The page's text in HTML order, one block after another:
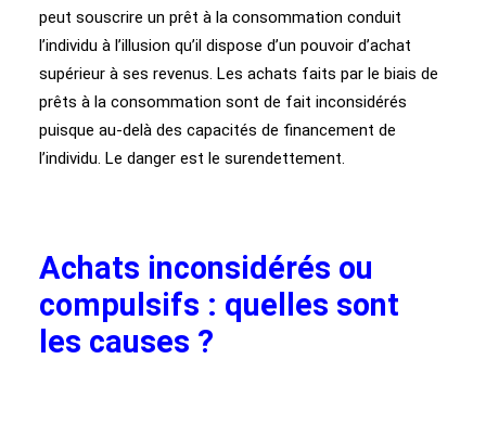
peut souscrire un prêt à la consommation conduit
l’individu à l’illusion qu’il dispose d’un pouvoir d’achat
supérieur à ses revenus. Les achats faits par le biais de
prêts à la consommation sont de fait inconsidérés
puisque au-delà des capacités de financement de
l’individu. Le danger est le surendettement.
Achats inconsidérés ou
compulsifs : quelles sont
les causes ?